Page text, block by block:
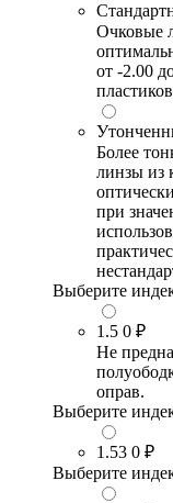
Очковые
от -2.00
Более
линзы из
при
Выберите
1.5 0 ₽
Не
оправ.
Выберите
1.53 0 ₽
Выберите